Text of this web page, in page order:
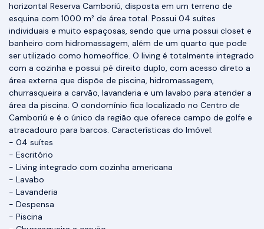
horizontal Reserva Camboriú, disposta em um terreno de
esquina com 1000 m² de área total. Possui 04 suítes
individuais e muito espaçosas, sendo que uma possui closet e
banheiro com hidromassagem, além de um quarto que pode
ser utilizado como homeoffice. O living é totalmente integrado
com a cozinha e possui pé direito duplo, com acesso direto a
área externa que dispõe de piscina, hidromassagem,
churrasqueira a carvão, lavanderia e um lavabo para atender a
área da piscina. O condomínio fica localizado no Centro de
Camboriú e é o único da região que oferece campo de golfe e
atracadouro para barcos. Características do Imóvel:
- 04 suítes
- Escritório
- Living integrado com cozinha americana
- Lavabo
- Lavanderia
- Despensa
- Piscina